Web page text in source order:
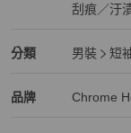
刮痕／汙
分類
Chrome Hearts 男裝
男裝
短
品牌
Chrome Hearts精品
Chrome
Chrome Hearts推薦